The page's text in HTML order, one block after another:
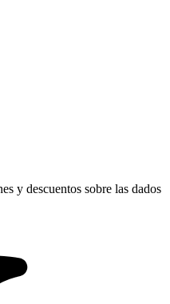
y descuentos sobre las dados